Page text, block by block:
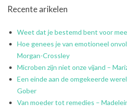
Recente arikelen
Weet dat je bestemd bent voor
Hoe genees je van emotioneel
Morgan-Crossley
Microben zijn niet onze vijand –
Een einde aan de omgekeerde
Gober
Van moeder tot remedies –